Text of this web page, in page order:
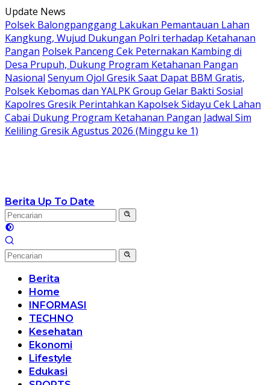
Langsung
ke
konten
Update News
Polsek Balongpanggang Lakukan Pemantauan Lahan
Kangkung, Wujud Dukungan Polri terhadap Ketahanan
Pangan Polsek Panceng Cek Peternakan Kambing di
Desa Prupuh, Dukung Program Ketahanan Pangan
Nasional Senyum Ojol Gresik Saat Dapat BBM Gratis,
Polsek Kebomas dan YALPK Group Gelar Bakti Sosial
Kapolres Gresik Perintahkan Kapolsek Sidayu Cek Lahan
Cabai Dukung Program Ketahanan Pangan Jadwal Sim
Keliling Gresik Agustus 2026 (Minggu ke 1)
Berita Up To Date
Berita
Home
INFORMASI
TECHNO
Kesehatan
Ekonomi
Lifestyle
Edukasi